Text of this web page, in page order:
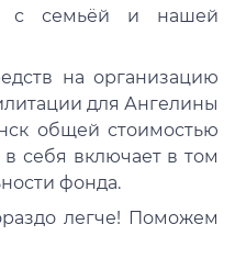
с семьёй и нашей
на организацию
для Ангелины
общей стоимостью
себя включает в том
фонда.
легче! Поможем